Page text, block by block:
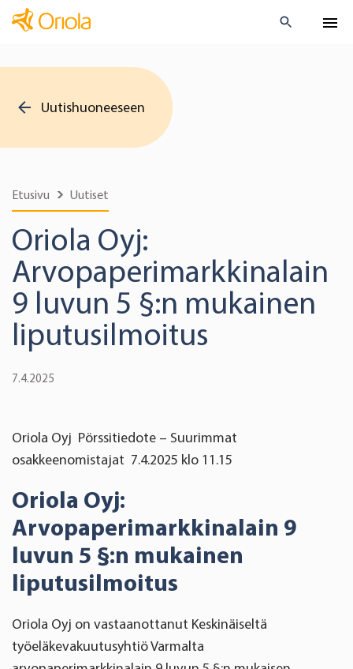
Uutishuoneeseen
Etusivu Uutiset
Oriola Oyj:
Arvopaperimarkkinalain
9 luvun 5 §:n mukainen
liputusilmoitus
7.4.2025
Oriola Oyj Pörssitiedote – Suurimmat
osakkeenomistajat 7.4.2025 klo 11.15
Oriola Oyj:
Arvopaperimarkkinalain 9
luvun 5 §:n mukainen
liputusilmoitus
Oriola Oyj on vastaanottanut Keskinäiseltä
työeläkevakuutusyhtiö Varmalta